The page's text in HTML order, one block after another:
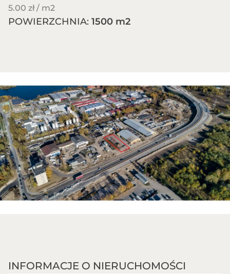
5.00 zł / m2
POWIERZCHNIA: 1500 m2
INFORMACJE O NIERUCHOMOŚCI